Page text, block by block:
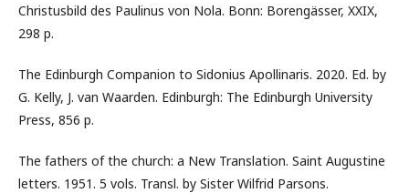
Christusbild des Paulinus von Nola. Bonn: Borengässer, XXIX,
298 p.
The Edinburgh Companion to Sidonius Apollinaris. 2020. Ed. by
G. Kelly, J. van Waarden. Edinburgh: The Edinburgh University
Press, 856 p.
The fathers of the church: a New Translation. Saint Augustine
letters. 1951. 5 vols. Transl. by Sister Wilfrid Parsons.